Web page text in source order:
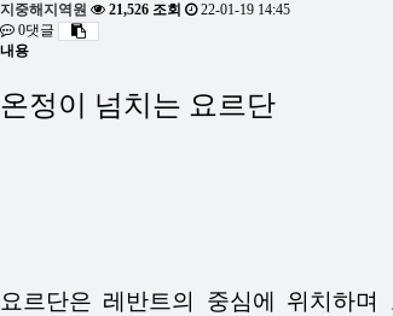
지중해지역원
21,526 조회
22-01-19 14:45
0댓글
내용
온정이 넘치는 요르단
요르단은 레반트의 중심에 위치하